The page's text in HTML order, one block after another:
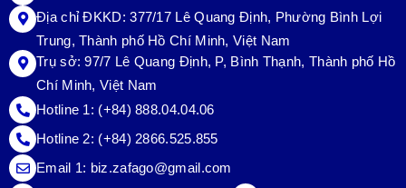
Địa chỉ ĐKKD: 377/17 Lê Quang Định, Phường Bình Lợi
Trung, Thành phố Hồ Chí Minh, Việt Nam
Trụ sở:97/7 Lê Quang Định, P, Bình Thạnh, Thành phố Hồ
Chí Minh, Việt Nam
Hotline 1: (+84) 888.04.04.06
Hotline 2: (+84) 2866.525.855
Email 1: biz.zafago@gmail.com